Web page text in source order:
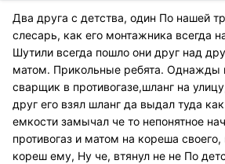
Два друга с детства, один По нашей
слесарь, как его монтажника всегда
Шутили всегда пошло они друг над
матом. Прикольные ребята. Однажды
сварщик в противогазе,шланг на
друг его взял шланг да выдал туда
емкости замычал че то непонятное
противогаз и матом на кореша
кореш ему, Ну че, втянул не не По